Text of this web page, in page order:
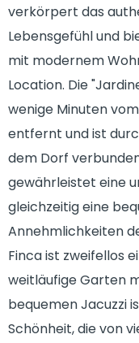
verkörpert das
Lebensgefühl und
mit modernem
Location. Die
wenige Minuten
entfernt und ist
dem Dorf
gewährleistet eine
gleichzeitig eine
Annehmlichkeiten
Finca ist zweifellos
weitläufige Garten
bequemen Jacuzzi
Schönheit, die von